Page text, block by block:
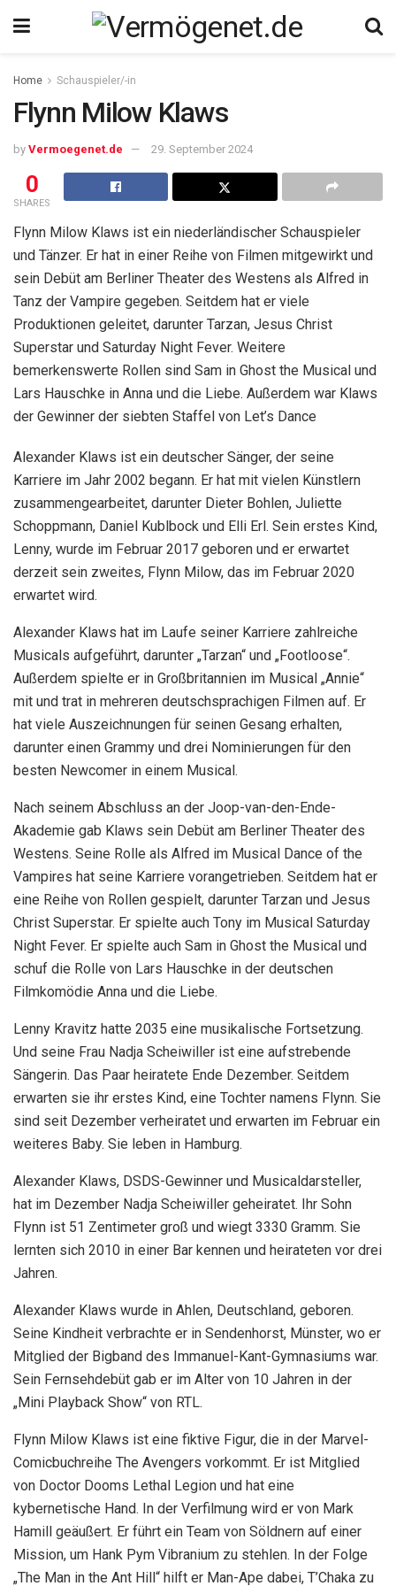
Home Schauspieler/-in
Flynn Milow Klaws
by Vermoegenet.de 29. September 2024
0
SHARES
Flynn Milow Klaws ist ein niederländischer Schauspieler
und Tänzer. Er hat in einer Reihe von Filmen mitgewirkt und
sein Debüt am Berliner Theater des Westens als Alfred in
Tanz der Vampire gegeben. Seitdem hat er viele
Produktionen geleitet, darunter Tarzan, Jesus Christ
Superstar und Saturday Night Fever. Weitere
bemerkenswerte Rollen sind Sam in Ghost the Musical und
Lars Hauschke in Anna und die Liebe. Außerdem war Klaws
der Gewinner der siebten Staffel von Let’s Dance
Alexander Klaws ist ein deutscher Sänger, der seine
Karriere im Jahr 2002 begann. Er hat mit vielen Künstlern
zusammengearbeitet, darunter Dieter Bohlen, Juliette
Schoppmann, Daniel Kublbock und Elli Erl. Sein erstes Kind,
Lenny, wurde im Februar 2017 geboren und er erwartet
derzeit sein zweites, Flynn Milow, das im Februar 2020
erwartet wird.
Alexander Klaws hat im Laufe seiner Karriere zahlreiche
Musicals aufgeführt, darunter „Tarzan“ und „Footloose“.
Außerdem spielte er in Großbritannien im Musical „Annie“
mit und trat in mehreren deutschsprachigen Filmen auf. Er
hat viele Auszeichnungen für seinen Gesang erhalten,
darunter einen Grammy und drei Nominierungen für den
besten Newcomer in einem Musical.
Nach seinem Abschluss an der Joop-van-den-Ende-
Akademie gab Klaws sein Debüt am Berliner Theater des
Westens. Seine Rolle als Alfred im Musical Dance of the
Vampires hat seine Karriere vorangetrieben. Seitdem hat er
eine Reihe von Rollen gespielt, darunter Tarzan und Jesus
Christ Superstar. Er spielte auch Tony im Musical Saturday
Night Fever. Er spielte auch Sam in Ghost the Musical und
schuf die Rolle von Lars Hauschke in der deutschen
Filmkomödie Anna und die Liebe.
Lenny Kravitz hatte 2035 eine musikalische Fortsetzung.
Und seine Frau Nadja Scheiwiller ist eine aufstrebende
Sängerin. Das Paar heiratete Ende Dezember. Seitdem
erwarten sie ihr erstes Kind, eine Tochter namens Flynn. Sie
sind seit Dezember verheiratet und erwarten im Februar ein
weiteres Baby. Sie leben in Hamburg.
Alexander Klaws, DSDS-Gewinner und Musicaldarsteller,
hat im Dezember Nadja Scheiwiller geheiratet. Ihr Sohn
Flynn ist 51 Zentimeter groß und wiegt 3330 Gramm. Sie
lernten sich 2010 in einer Bar kennen und heirateten vor drei
Jahren.
Alexander Klaws wurde in Ahlen, Deutschland, geboren.
Seine Kindheit verbrachte er in Sendenhorst, Münster, wo er
Mitglied der Bigband des Immanuel-Kant-Gymnasiums war.
Sein Fernsehdebüt gab er im Alter von 10 Jahren in der
„Mini Playback Show“ von RTL.
Flynn Milow Klaws ist eine fiktive Figur, die in der Marvel-
Comicbuchreihe The Avengers vorkommt. Er ist Mitglied
von Doctor Dooms Lethal Legion und hat eine
kybernetische Hand. In der Verfilmung wird er von Mark
Hamill geäußert. Er führt ein Team von Söldnern auf einer
Mission, um Hank Pym Vibranium zu stehlen. In der Folge
„The Man in the Ant Hill“ hilft er Man-Ape dabei, T’Chaka zu